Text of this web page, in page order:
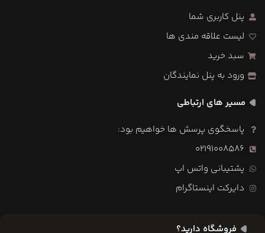
پنل کاربری شما
لیست علاقه مندی ها
سبد خرید
ورود به پنل نمایندگان
مسیر های ارتباطی
پاسخگوی پرسش ها خواهیم بود:
02191008586
پشتیبانی واتس اپ
دایرکت اینستاگرام
فروشگاه دارید؟